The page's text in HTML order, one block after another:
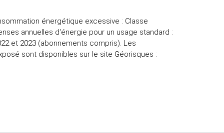
énergétique excessive : Classe
annuelles d'énergie pour un usage standard :
et 2023 (abonnements compris). Les
sont disponibles sur le site Géorisques :